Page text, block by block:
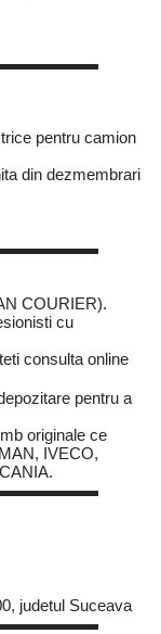
pentru camion
din dezmembrari
COURIER).
cu
consulta online
pentru a
originale ce
IVECO,
judetul Suceava